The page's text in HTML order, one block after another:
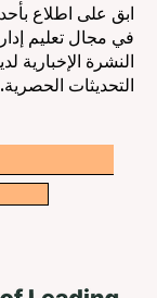
ابق على اطلاع
في مجال تعليم
النشرة الإخبارية
التحديثات الحصرية.